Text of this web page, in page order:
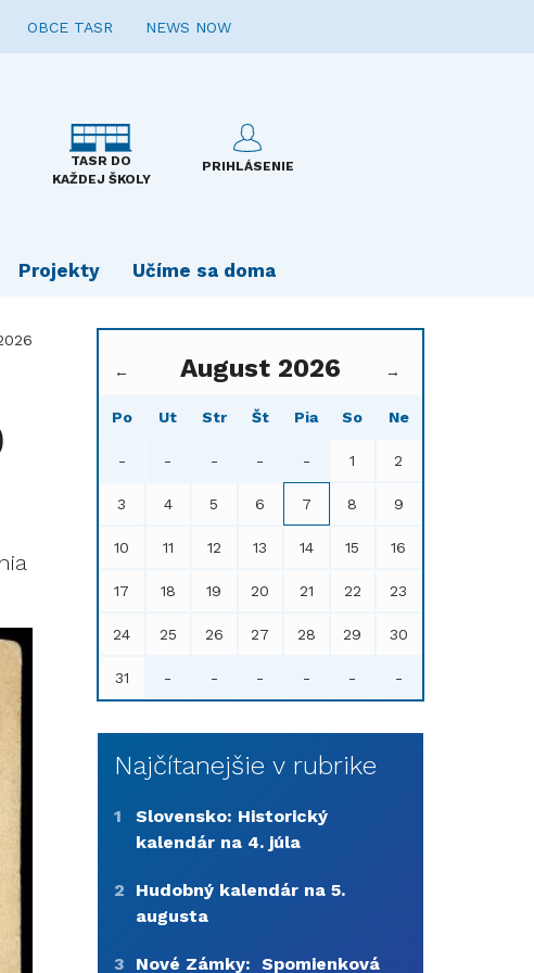
OBCE TASR NEWS NOW
TASR DO
KAŽDEJ ŠKOLY
PRIHLÁSENIE
Projekty Učíme sa doma
← August 2026 →
Po Ut Str Št Pia So Ne
- - - - - 1 2
3 4 5 6 7 8 9
10 11 12 13 14 15 16
17 18 19 20 21 22 23
24 25 26 27 28 29 30
31 - - - - - -
Najčítanejšie v rubrike
1
Slovensko: Historický
kalendár na 4. júla
2
Hudobný kalendár na 5.
augusta
3 Nové Zámky: Spomienková